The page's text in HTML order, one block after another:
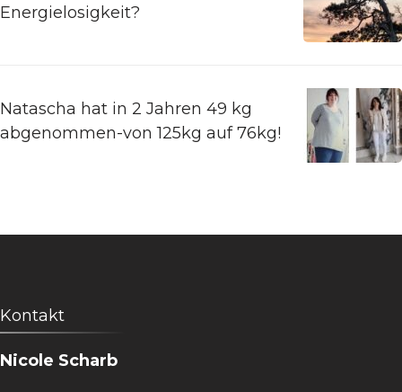
Energielosigkeit?
Natascha hat in 2 Jahren 49 kg
abgenommen-von 125kg auf 76kg!
Kontakt
Nicole Scharb